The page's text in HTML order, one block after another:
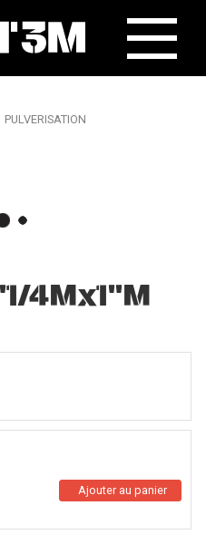
PULVERISATION
4Mx1''M
Ajouter au panier